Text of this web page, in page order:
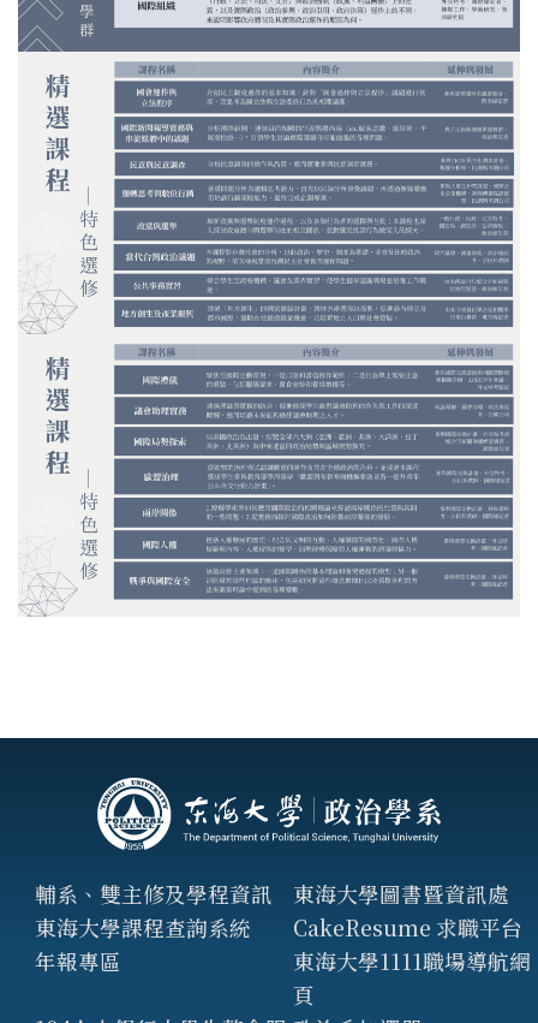
輔系、雙主修及學程資訊
東海大學圖書暨資訊處
東海大學課程查詢系統
CakeResume 求職平台
年報專區
東海大學1111職場導航網
頁